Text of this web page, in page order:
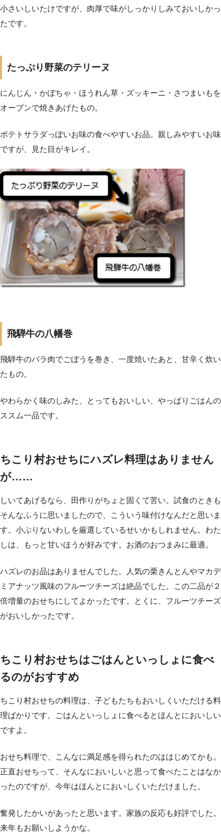
小さいしいたけですが、肉厚で味がしっかりしみておいしかっ
たです。
たっぷり野菜のテリーヌ
にんじん・かぼちゃ・ほうれん草・ズッキーニ・さつまいもを
オーブンで焼きあげたもの。
ポテトサラダっぽいお味の食べやすいお品。親しみやすいお味
ですが、見た目がキレイ。
飛騨牛の八幡巻
飛騨牛のバラ肉でごぼうを巻き、一度焼いたあと、甘辛く炊い
たもの。
やわらかく味のしみた、とってもおいしい、やっぱりごはんの
ススム一品です。
ちこり村おせちにハズレ料理はありません
が……
しいてあげるなら、田作りがちょと固くて苦い。試食のときも
そんなふうに思いましたので、こういう味付けなんだと思いま
す。小ぶりないわしを厳選しているせいかもしれません。わた
しは、もっと甘いほうが好みです。お酒のおつまみに最適。
ハズレのお品はありませんでした。人気の栗きんとんやマカデ
ミアナッツ風味のフルーツチーズは絶品でした。この二品が２
倍増量のおせちにしてよかったです。とくに、フルーツチーズ
がおいしかったです。
ちこり村おせちはごはんといっしょに食べ
るのがおすすめ
ちこり村おせちの料理は、子どもたちもおいしくいただける料
理ばかりです。ごはんといっしょに食べるとほんとにおいしい
ですよ。
おせち料理で、こんなに満足感を得られたのははじめてかも。
正直おせちって、そんなにおいしいと思って食べたことはなか
ったのですが、今年はほんとにおいしくいただけました。
奮発したかいがあったと思います。家族の反応も好評でした。
来年もお願いしようかな。